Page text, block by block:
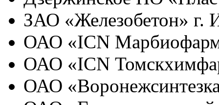
ЗАО «Железобетон» г.
ОАО «ICN
ОАО «ICN
ОАО